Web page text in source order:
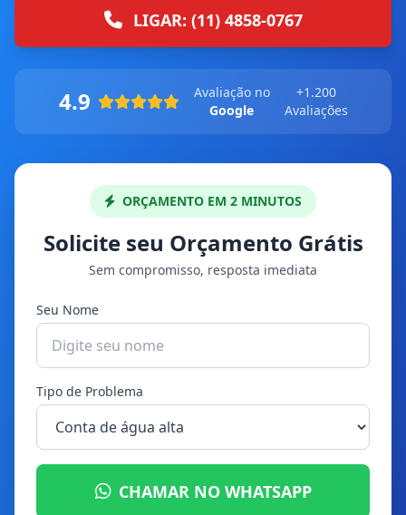
LIGAR: (11) 4858-0767
4.9
Avaliação no
Google
+1.200
Avaliações
ORÇAMENTO EM 2 MINUTOS
Solicite seu Orçamento Grátis
Sem compromisso, resposta imediata
Seu Nome
Tipo de Problema
CHAMAR NO WHATSAPP